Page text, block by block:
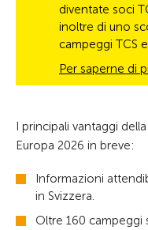
diventate soci
inoltre di uno
campeggi TCS
Per saperne di
I principali vantaggi
Europa 2026 in breve:
Informazioni
in Svizzera.
Oltre 160 campeggi